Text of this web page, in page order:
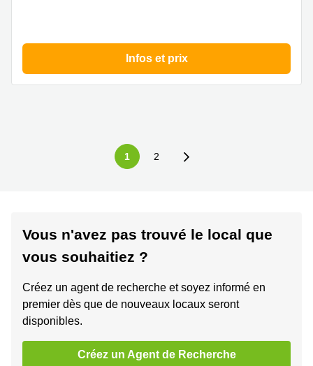
Infos et prix
1 2
Vous n'avez pas trouvé le local que
vous souhaitiez ?
Créez un agent de recherche et soyez informé en
premier dès que de nouveaux locaux seront
disponibles.
Créez un Agent de Recherche